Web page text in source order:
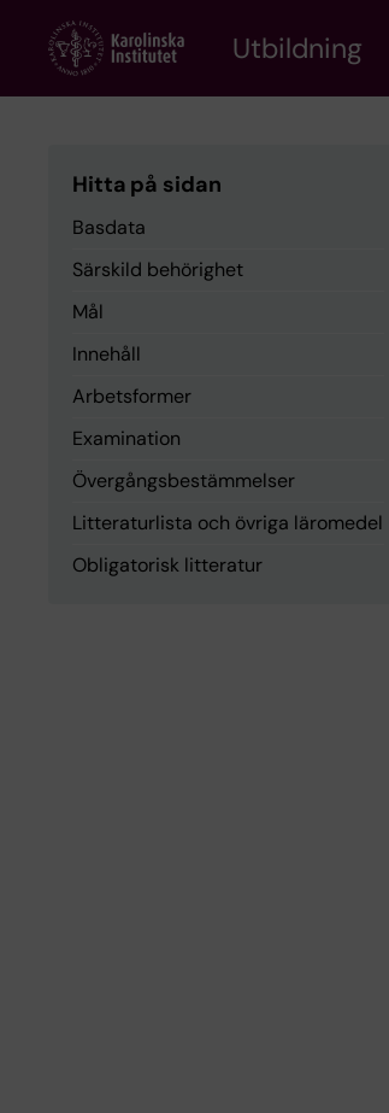
content
Utbildning
Hitta på sidan
Basdata
Särskild behörighet
Mål
Innehåll
Arbetsformer
Examination
Övergångsbestämmelser
Litteraturlista och övriga läromedel
Obligatorisk litteratur